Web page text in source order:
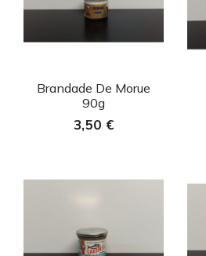
Aperçu rapide
Brandade De Morue
90g
3,50 €